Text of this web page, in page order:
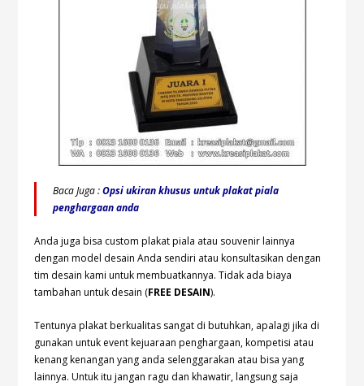
Baca Juga :Opsi ukiran khusus untuk plakat piala
penghargaan anda
Anda juga bisa custom plakat piala atau souvenir lainnya
dengan model desain Anda sendiri atau konsultasikan dengan
tim desain kami untuk membuatkannya. Tidak ada biaya
tambahan untuk desain (FREE DESAIN).
Tentunya plakat berkualitas sangat di butuhkan, apalagi jika di
gunakan untuk event kejuaraan penghargaan, kompetisi atau
kenang kenangan yang anda selenggarakan atau bisa yang
lainnya. Untuk itu jangan ragu dan khawatir, langsung saja